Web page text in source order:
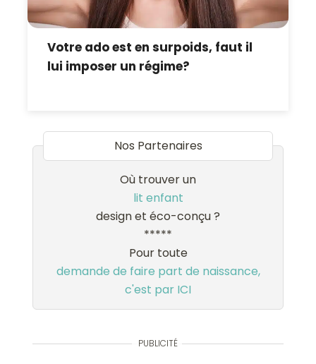
Votre ado est en surpoids, faut il
lui imposer un régime?
Nos Partenaires
Où trouver un
lit enfant
design et éco-conçu ?
*****
Pour toute
demande de faire part de naissance,
c'est par ICI
PUBLICITÉ